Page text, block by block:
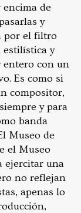
de
y
por el filtro
estilística y
entero con un
Es como si
compositor,
y para
banda
Museo de
el Museo
ejercitar una
no reflejan
apenas lo